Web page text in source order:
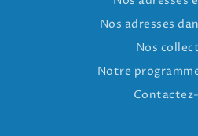
Nos adresses
Nos
Notre